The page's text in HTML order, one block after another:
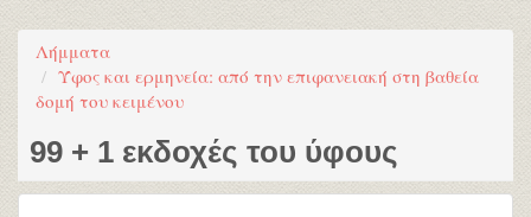
Λήμματα
Ύφος και ερμηνεία: από την επιφανειακή στη βαθεία
δομή του κειμένου
99 + 1 εκδοχές του ύφους